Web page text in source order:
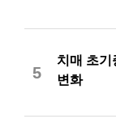
5
치매 초기
변화